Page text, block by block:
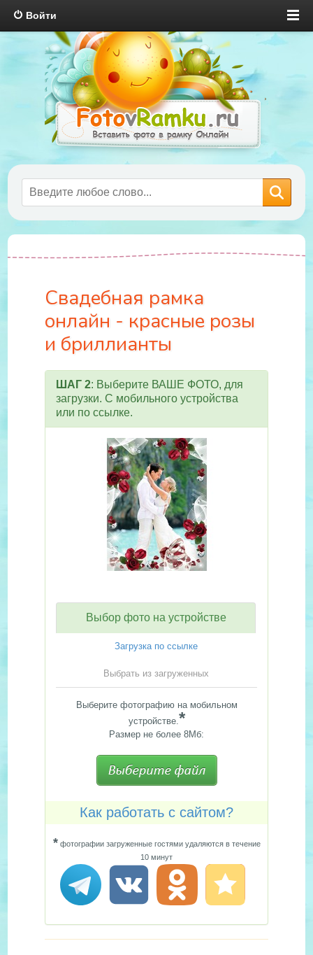
Войти
Свадебная рамка
онлайн - красные розы
и бриллианты
ШАГ 2: Выберите ВАШЕ ФОТО, для
загрузки. С мобильного устройства
или по ссылке.
Выбор фото на устройстве
Загрузка по ссылке
Выбрать из загруженных
Выберите фотографию на мобильном
устройстве.*
Размер не более 8Мб:
Как работать с сайтом?
*фотографии загруженные гостями удаляются в течение
10 минут